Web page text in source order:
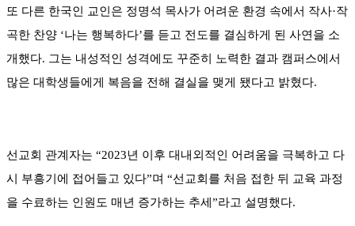
또 다른 한국인 교인은 정명석 목사가 어려운 환경 속에서 작사·작
곡한 찬양 ‘나는 행복하다’를 듣고 전도를 결심하게 된 사연을 소
개했다. 그는 내성적인 성격에도 꾸준히 노력한 결과 캠퍼스에서
많은 대학생들에게 복음을 전해 결실을 맺게 됐다고 밝혔다.
선교회 관계자는 “2023년 이후 대내외적인 어려움을 극복하고 다
시 부흥기에 접어들고 있다”며 “선교회를 처음 접한 뒤 교육 과정
을 수료하는 인원도 매년 증가하는 추세”라고 설명했다.